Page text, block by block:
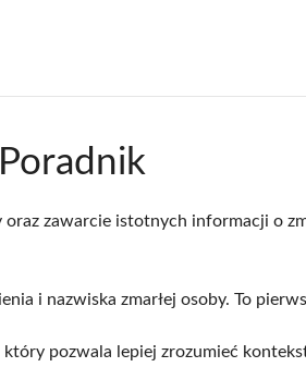
zawarcie istotnych informacji o
i nazwiska zmarłej osoby. To
pozwala lepiej zrozumieć